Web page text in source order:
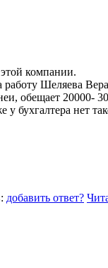
компании.
работу Шеляева
обещает 20000-
у бухгалтера нет
добавить ответ?